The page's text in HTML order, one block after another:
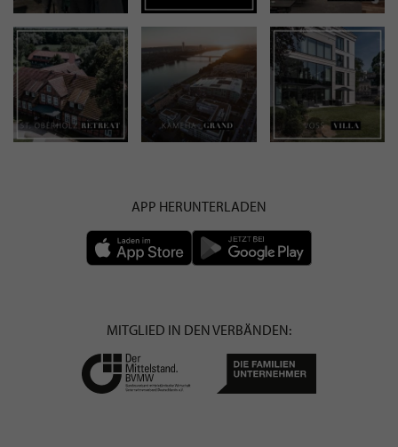
APP HERUNTERLADEN
MITGLIED IN DEN VERBÄNDEN: